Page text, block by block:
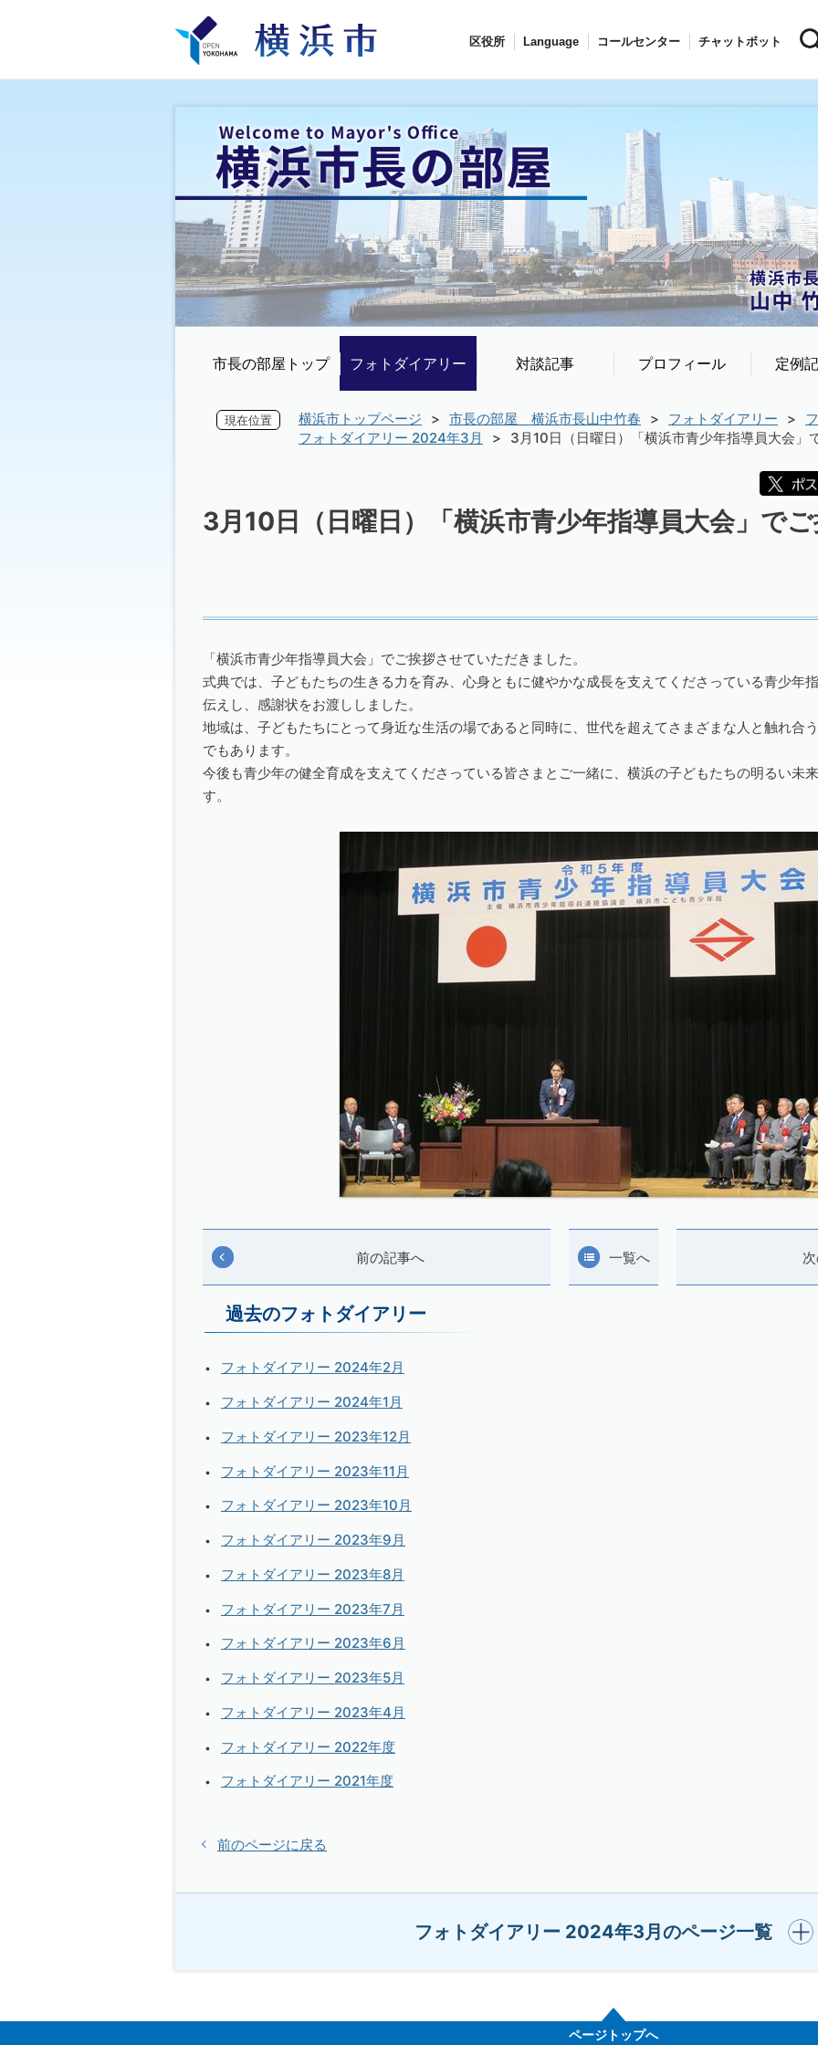
区役所 Language コールセンター チャットボット
市長の部屋トップ フォトダイアリー 対談記事 プロフィール 定例
現在位置 横浜市トップページ 市長の部屋 横浜市長山中竹春 フォトダイアリー
フォトダイアリー 2024年3月
3月10日（日曜日）「横浜市青少年指導員大会」
3月10日（日曜日）「横浜市青少年指導員大会」で
「横浜市青少年指導員大会」でご挨拶させていただきました。
式典では、子どもたちの生きる力を育み、心身ともに健やかな成長を支えてくださっている青少年
伝えし、感謝状をお渡ししました。
地域は、子どもたちにとって身近な生活の場であると同時に、世代を超えてさまざまな人と触れ合
でもあります。
今後も青少年の健全育成を支えてくださっている皆さまとご一緒に、横浜の子どもたちの明るい未
す。
前の記事へ 一覧へ
過去のフォトダイアリー
フォトダイアリー 2024年2月
フォトダイアリー 2024年1月
フォトダイアリー 2023年12月
フォトダイアリー 2023年11月
フォトダイアリー 2023年10月
フォトダイアリー 2023年9月
フォトダイアリー 2023年8月
フォトダイアリー 2023年7月
フォトダイアリー 2023年6月
フォトダイアリー 2023年5月
フォトダイアリー 2023年4月
フォトダイアリー 2022年度
フォトダイアリー 2021年度
前のページに戻る
フォトダイアリー 2024年3月のページ一覧
開く
ページトップへ